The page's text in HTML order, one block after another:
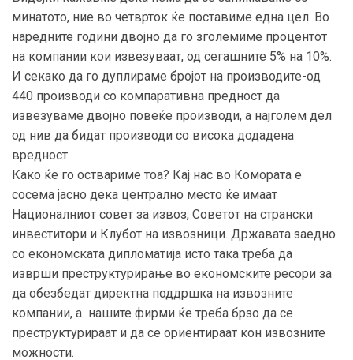
минатото, ние во четврток ќе поставиме една цел. Во
наредните години двојно да го зголемиме процентот
на компании кои извезуваат, од сегашните 5% на 10%.
И секако да го дуплираме бројот на производите-од
440 производи со компаративна предност да
извезуваме двојно повеќе производи, а најголем дел
од нив да бидат производи со висока додадена
вредност.
Како ќе го оствариме тоа? Кај нас во Комората е
сосема јасно дека централно место ќе имаат
Националниот совет за извоз, Советот на странски
инвеститори и Клубот на извозници. Државата заедно
со економската дипломатија исто така треба да
изврши преструктурирање во економските ресори за
да обезбедат директна поддршка на извозните
компании, а нашите фирми ќе треба брзо да се
преструктурираат и да се ориентираат кон извозните
можности.